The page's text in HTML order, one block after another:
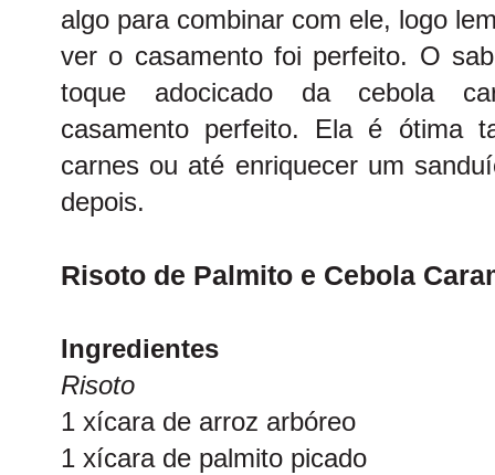
algo para combinar com ele, logo
ver o casamento foi perfeito. O
toque adocicado da cebola
casamento perfeito. Ela é ótima
carnes ou até enriquecer um
depois.
Risoto de Palmito e Cebola
Ingredientes
Risoto
1 xícara de arroz arbóreo
1 xícara de palmito picado